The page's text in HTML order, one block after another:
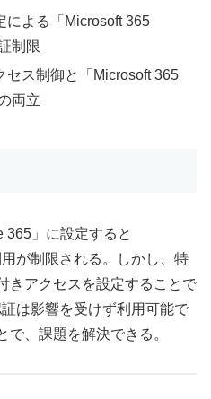
による「Microsoft 365
制限
セス制御と「Microsoft 365
両立
365」に設定すると
用が制限される。しかし、特
きアクセスを設定することで
証は影響を受けず利用可能で
で、課題を解決できる。